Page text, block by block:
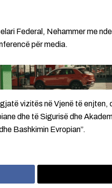
Federal, Nehammer me
për media.
vizitës në Vjenë të enjten,
dhe të Sigurisë dhe
Bashkimin Evropian”.